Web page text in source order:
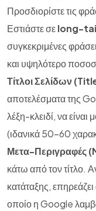
Προσδιορίστε τις
Εστιάστε σεlong-
συγκεκριμένες
και υψηλότερο
Τίτλοι Σελίδων
αποτελέσματα της
λέξη-κλειδί, να είναι
(ιδανικά 50-60
Μετα-Περιγραφές
κάτω από τον τίτλο.
κατάταξης,
οποίο η Google